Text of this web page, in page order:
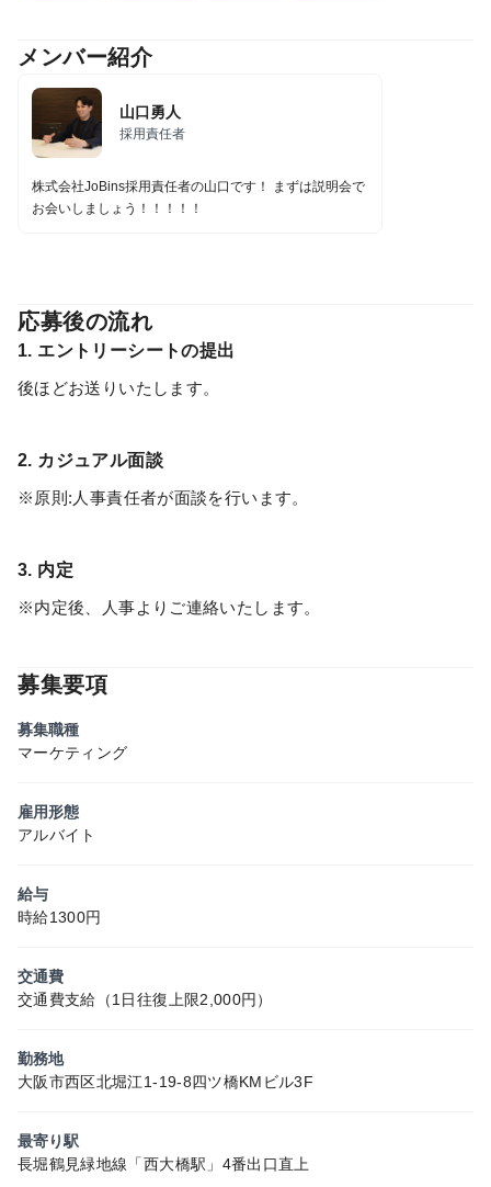
メンバー紹介
山口勇人
採用責任者
株式会社JoBins採用責任者の山口です！ まずは説明会で
お会いしましょう！！！！！
応募後の流れ
1. エントリーシートの提出
後ほどお送りいたします。
2. カジュアル面談
※原則:人事責任者が面談を行います。
3. 内定
※内定後、人事よりご連絡いたします。
募集要項
募集職種
マーケティング
雇用形態
アルバイト
給与
時給1300円
交通費
交通費支給（1日往復上限2,000円）
勤務地
大阪市西区北堀江1-19-8四ツ橋KMビル3F
最寄り駅
長堀鶴見緑地線「西大橋駅」4番出口直上